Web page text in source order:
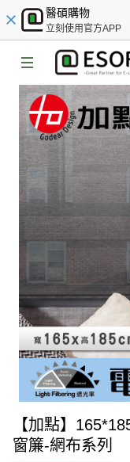
醫碩購物
立刻使用官方APP
【加點】
窗簾-網布系列